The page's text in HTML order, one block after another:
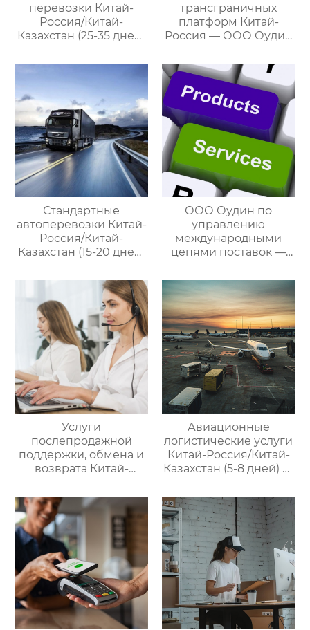
перевозки Китай-
Россия/Китай-
Казахстан (25-35 дней)
управлению
международными
цепями поставок
трансграничных
платформ Китай-
Россия — ООО Оудин
международными
цепями поставок
Стандартные
автоперевозки Китай-
Россия/Китай-
Казахстан (15-20 дней)
управлению
международными
цепями поставок
ООО Оудин по
управлению
международными
цепями поставок —
мире китайско-
российских закупок
Услуги
послепродажной
поддержки, обмена и
возврата Китай-
по управлению
международными
цепями поставок
Авиационные
логистические услуги
Китай-Россия/Китай-
Казахстан (5-8 дней) —
управлению
международными
цепями поставок